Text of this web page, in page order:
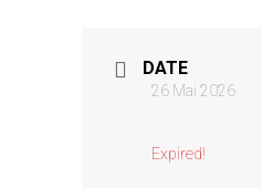
DATE
26 Mai 2026
Expired!